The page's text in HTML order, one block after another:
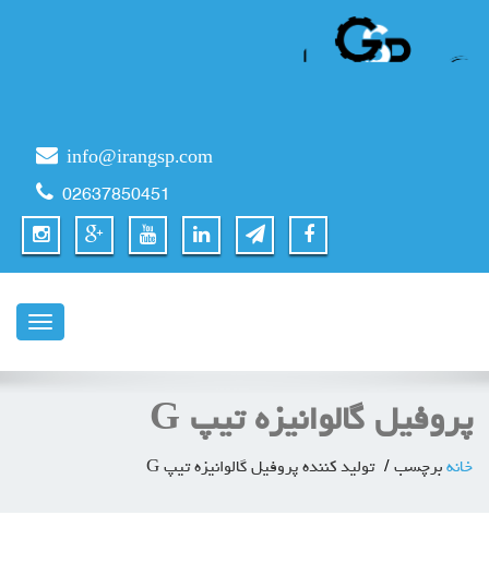
info@irangsp.com
02637850451
ناوبری
پروفیل گالوانیزه تیپ G
خانه برچسب تولید کننده پروفیل گالوانیزه تیپ G